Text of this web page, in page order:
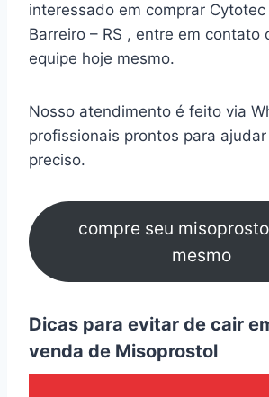
interessado em comprar
Barreiro – RS , entre em contato
equipe hoje mesmo.
Nosso atendimento é feito via
profissionais prontos para
preciso.
compre seu
mesmo
Dicas para evitar de cair
venda de Misoprostol